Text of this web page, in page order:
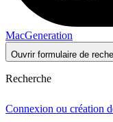
MacGeneration
Ouvrir formulaire de
Recherche
Connexion ou création